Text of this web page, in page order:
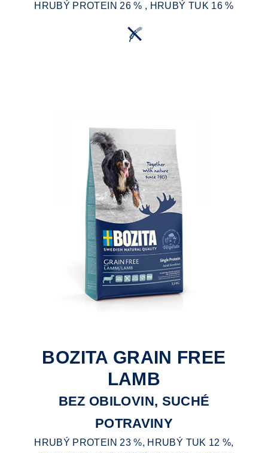
HRUBÝ PROTEIN 26 % , HRUBÝ TUK 16 %
BOZITA GRAIN FREE
LAMB
BEZ OBILOVIN, SUCHÉ
POTRAVINY
HRUBÝ PROTEIN 23 %, HRUBÝ TUK 12 %,